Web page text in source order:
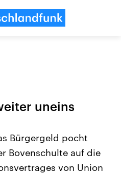
uneins
Bürgergeld pocht
Bovenschulte auf die
von Union